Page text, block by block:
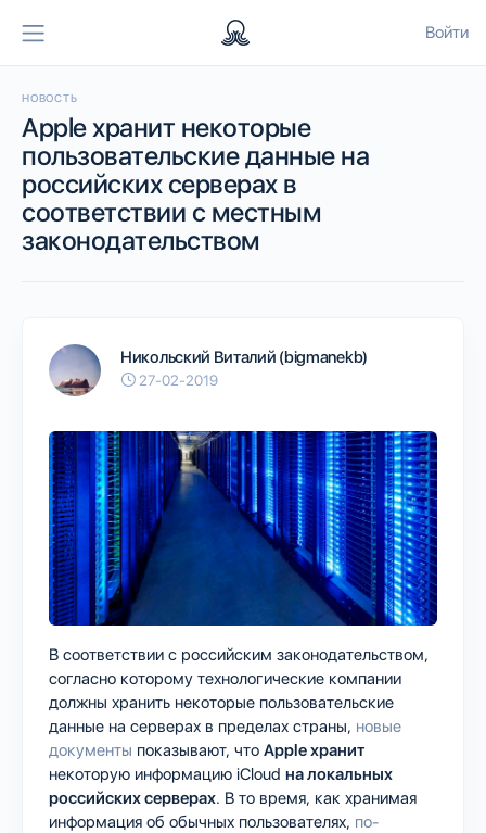
Войти
НОВОСТЬ
Apple хранит некоторые
пользовательские данные на
российских серверах в
соответствии с местным
законодательством
Никольский Виталий (bigmanekb)
27-02-2019
В соответствии с российским законодательством,
согласно которому технологические компании
должны хранить некоторые пользовательские
данные на серверах в пределах страны, новые
документы показывают, что Apple хранит
некоторую информацию iCloud на локальных
российских серверах. В то время, как хранимая
информация об обычных пользователях, по-